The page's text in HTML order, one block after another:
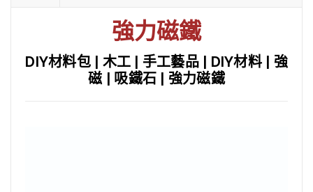
強力磁鐵
DIY材料包 | 木工 | 手工藝品 | DIY材料 | 強
磁 | 吸鐵石 | 強力磁鐵